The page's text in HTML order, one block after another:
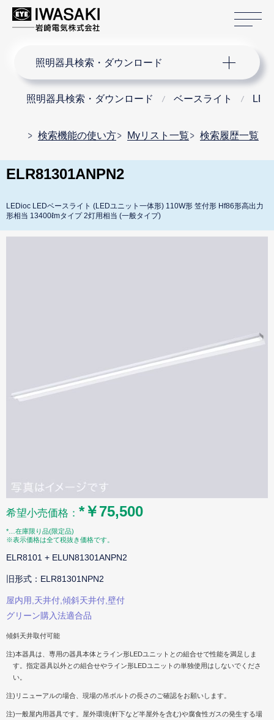
照明器具検索・ダウンロード
照明器具検索・ダウンロード ベースライト
検索機能の使い方 Myリスト一覧 検索履歴一覧
ELR81301ANPN2
LEDioc LEDベースライト (LEDユニット一体形) 110W形 笠付形 Hf86形高出力
形相当 13400ℓmタイプ 2灯用相当 (一般タイプ)
希望小売価格： *￥75,500
*…在庫限り品(限定品)
※表示価格は全て税抜き価格です。
ELR8101 + ELUN81301ANPN2
旧形式：ELR81301NPN2
屋内用,天井付,傾斜天井付,壁付
グリーン購入法適合品
傾斜天井取付可能
注)本器具は、専用の器具本体とライン形LEDユニットとの組合せで性能を満足しま
す。指定器具以外との組合せやライン形LEDユニットの単独使用はしないでくださ
い。
注)リニューアルの場合、現場の吊ボルトの長さのご確認をお願いします。
注)一般屋内用器具です。屋外環境(軒下など半屋外を含む)や腐食性ガスの発生する場